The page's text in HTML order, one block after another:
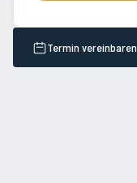
Termin vereinbaren